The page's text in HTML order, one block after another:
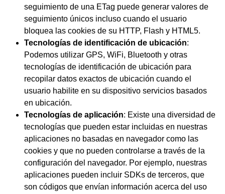
seguimiento de una ETag puede generar valores de
seguimiento únicos incluso cuando el usuario
bloquea las cookies de su HTTP, Flash y HTML5.
Tecnologías de identificación de ubicación:
Podemos utilizar GPS, WiFi, Bluetooth y otras
tecnologías de identificación de ubicación para
recopilar datos exactos de ubicación cuando el
usuario habilite en su dispositivo servicios basados
en ubicación.
Tecnologías de aplicación: Existe una diversidad de
tecnologías que pueden estar incluidas en nuestras
aplicaciones no basadas en navegador como las
cookies y que no pueden controlarse a través de la
configuración del navegador. Por ejemplo, nuestras
aplicaciones pueden incluir SDKs de terceros, que
son códigos que envían información acerca del uso